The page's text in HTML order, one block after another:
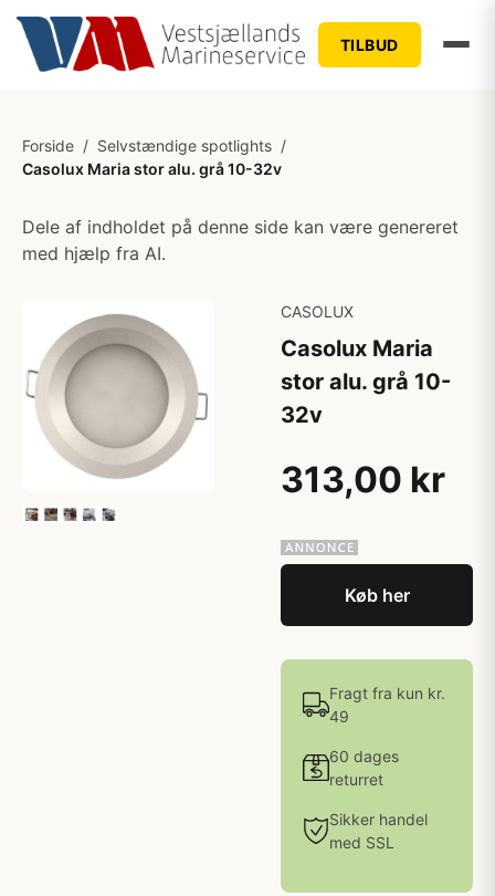
TILBUD
Forside / Selvstændige spotlights /
Casolux Maria stor alu. grå 10-32v
Dele af indholdet på denne side kan være genereret
med hjælp fra AI.
CASOLUX
Casolux Maria
stor alu. grå 10-
32v
313,00 kr
Køb her
Fragt fra kun kr.
49
60 dages
returret
Sikker handel
med SSL